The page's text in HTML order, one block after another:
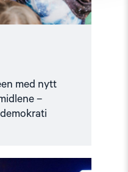
med nytt
–